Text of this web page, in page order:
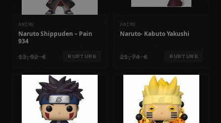
ANIME
Naruto Shippuden – Pain
934
13,92 € RUPTURE
ANIME
Naruto- Kabuto Yakushi
21,74 € RUPTURE